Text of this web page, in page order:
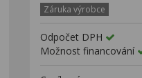
Záruka výrobce
Odpočet DPH
Možnost financování